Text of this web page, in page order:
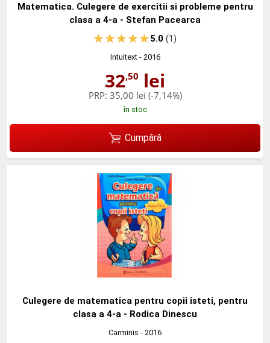
Matematica. Culegere de exercitii si probleme pentru
clasa a 4-a - Stefan Pacearca
5.0(1)
Intuitext- 2016
32,50 lei
PRP: 35,00 lei (-7,14%)
în stoc
Cumpără
Culegere de matematica pentru copii isteti, pentru
clasa a 4-a - Rodica Dinescu
Carminis - 2016